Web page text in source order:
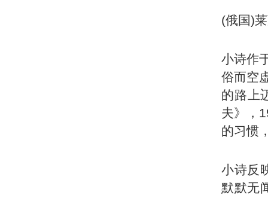
(俄国)
小诗作
俗而空
的路上
夫》，
的习惯
小诗反
默默无